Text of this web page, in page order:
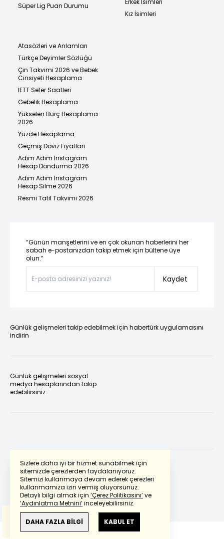
Sizlere daha iyi bir hizmet sunabilmek için
sitemizde çerezlerden faydalanıyoruz.
Sitemizi kullanmaya devam ederek çerezleri
kullanmamıza izin vermiş oluyorsunuz.
Detaylı bilgi almak için ‘Çerez Politikasını’ve
‘Aydınlatma Metnini’inceleyebilirsiniz.
DAHA FAZLA BİLGİ KABUL ET
Süper Lig Puan Durumu
Erkek İsimleri
Kız İsimleri
Atasözleri ve Anlamları
Türkçe Deyimler Sözlüğü
Çin Takvimi 2026 ve Bebek
Cinsiyeti Hesaplama
İETT Sefer Saatleri
Gebelik Hesaplama
Yükselen Burç Hesaplama
2026
Yüzde Hesaplama
Geçmiş Döviz Fiyatları
Adım Adım Instagram
Hesap Dondurma 2026
Adım Adım Instagram
Hesap Silme 2026
Resmi Tatil Takvimi 2026
“Günün manşetlerini ve en çok okunan haberlerini her
sabah e-postanızdan takip etmek için bültene üye
olun.”
Kaydet
Günlük gelişmeleri takip edebilmek için habertürk uygulamasını
indirin
Günlük gelişmeleri sosyal
medya hesaplarından takip
edebilirsiniz.
Powered by Translate
Bu çevirideGoogle Transletekullanılmıştır.
Anlam ve çeviri hatalarından
haberturk.com
sorumlu değildir.